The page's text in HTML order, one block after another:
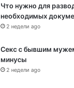
Что нужно для
необходимых
2 недели ago
Секс с бывшим
минусы
2 недели ago